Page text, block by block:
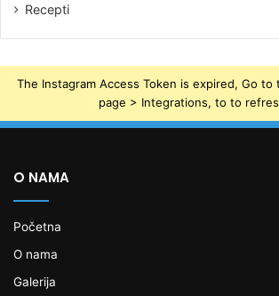
Recepti
The Instagram Access Token is expired, Go to
page > Integrations, to to
O NAMA
Početna
O nama
Galerija